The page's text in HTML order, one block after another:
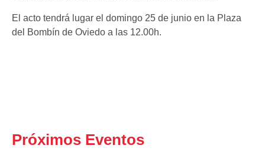
El acto tendrá lugar el domingo 25 de junio en la Plaza
del Bombín de Oviedo a las 12.00h.
Próximos Eventos